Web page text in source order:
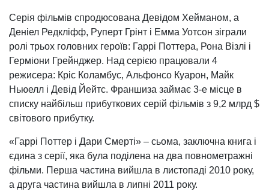
Серія фільмів спродюсована Девідом Хейманом, а
Деніел Редкліфф, Руперт Грінт і Емма Уотсон зіграли
ролі трьох головних героїв: Гаррі Поттера, Рона Візлі і
Герміони Грейнджер. Над серією працювали 4
режисера: Кріс Коламбус, Альфонсо Куарон, Майк
Ньюелл і Девід Йейтс. Франшиза займає 3-е місце в
списку найбільш прибуткових серій фільмів з 9,2 млрд $
світового прибутку.
«Гаррі Поттер і Дари Смерті» – сьома, заключна книга і
єдина з серії, яка була поділена на два повнометражні
фільми. Перша частина вийшла в листопаді 2010 року,
а друга частина вийшла в липні 2011 року.